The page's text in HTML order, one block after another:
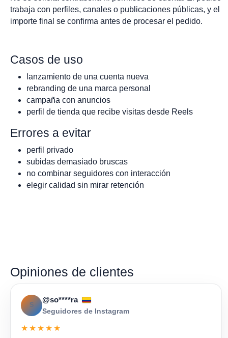
trabaja con perfiles, canales o publicaciones públicas, y el
importe final se confirma antes de procesar el pedido.
Casos de uso
lanzamiento de una cuenta nueva
rebranding de una marca personal
campaña con anuncios
perfil de tienda que recibe visitas desde Reels
Errores a evitar
perfil privado
subidas demasiado bruscas
no combinar seguidores con interacción
elegir calidad sin mirar retención
Opiniones de clientes
S
@so****ra
Seguidores de Instagram
★★★★★